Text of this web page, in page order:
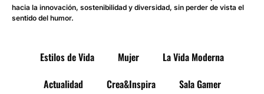
hacia la innovación, sostenibilidad y diversidad, sin perder de vista el
sentido del humor.
Estilos de Vida Mujer
La Vida Moderna
Actualidad
Crea&Inspira Sala Gamer